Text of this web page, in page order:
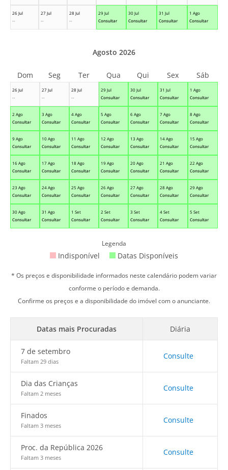
26 Jul
--
27 Jul
--
28 Jul
--
29 Jul
Consultar
30 Jul
Consultar
31 Jul
Consultar
1 Ago
Consultar
26 Jul
--
27 Jul
--
28 Jul
--
29 Jul
Consultar
30 Jul
Consultar
31 Jul
Consultar
1 Ago
Consultar
2 Ago
Consultar
3 Ago
Consultar
4 Ago
Consultar
5 Ago
Consultar
6 Ago
Consultar
7 Ago
Consultar
8 Ago
Consultar
9 Ago
Consultar
10 Ago
Consultar
11 Ago
Consultar
12 Ago
Consultar
13 Ago
Consultar
14 Ago
Consultar
15 Ago
Consultar
16 Ago
Consultar
17 Ago
Consultar
18 Ago
Consultar
19 Ago
Consultar
20 Ago
Consultar
21 Ago
Consultar
22 Ago
Consultar
23 Ago
Consultar
24 Ago
Consultar
25 Ago
Consultar
26 Ago
Consultar
27 Ago
Consultar
28 Ago
Consultar
29 Ago
Consultar
30 Ago
Consultar
31 Ago
Consultar
1 Set
Consultar
2 Set
Consultar
3 Set
Consultar
4 Set
Consultar
5 Set
Consultar
Agosto 2026
Dom Seg Ter Qua Qui Sex Sáb
Legenda
Indisponível Datas Disponíveis
* Os preços e disponibilidade informados neste calendário podem variar
conforme o período e demanda.
Confirme os preços e a disponibilidade do imóvel com o anunciante.
Datas mais Procuradas Diária
7 de setembro
Faltam 29 dias
Consulte
Dia das Crianças
Faltam 2 meses
Consulte
Finados
Faltam 3 meses
Consulte
Proc. da República 2026
Faltam 3 meses
Consulte